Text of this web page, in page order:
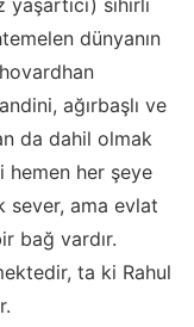
dünyanın
ağırbaşlı ve
da dahil olmak
hemen her şeye
sever, ama evlat
bağ vardır.
ta ki Rahul